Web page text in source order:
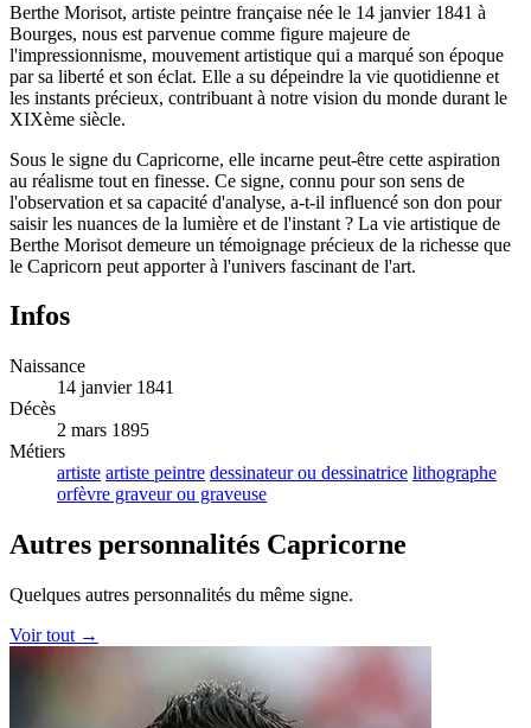
Berthe Morisot, artiste peintre française née le 14 janvier 1841 à
Bourges, nous est parvenue comme figure majeure de
l'impressionnisme, mouvement artistique qui a marqué son époque
par sa liberté et son éclat. Elle a su dépeindre la vie quotidienne et
les instants précieux, contribuant à notre vision du monde durant le
XIXème siècle.
Sous le signe du Capricorne, elle incarne peut-être cette aspiration
au réalisme tout en finesse. Ce signe, connu pour son sens de
l'observation et sa capacité d'analyse, a-t-il influencé son don pour
saisir les nuances de la lumière et de l'instant ? La vie artistique de
Berthe Morisot demeure un témoignage précieux de la richesse que
le Capricorn peut apporter à l'univers fascinant de l'art.
Infos
Naissance
14 janvier 1841
Décès
2 mars 1895
Métiers
artiste artiste peintre dessinateur ou dessinatrice lithographe
orfèvre graveur ou graveuse
Autres personnalités Capricorne
Quelques autres personnalités du même signe.
Voir tout →